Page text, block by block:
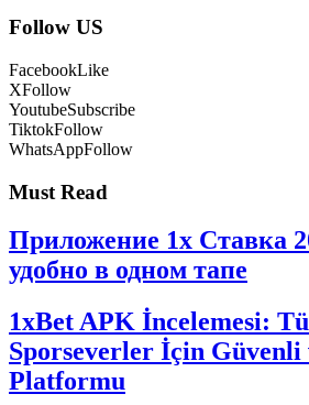
Follow US
FacebookLike
XFollow
YoutubeSubscribe
TiktokFollow
WhatsAppFollow
Must Read
Приложение 1x Ставка
удобно в одном тапе
1xBet APK İncelemesi:
Sporseverler İçin
Platformu